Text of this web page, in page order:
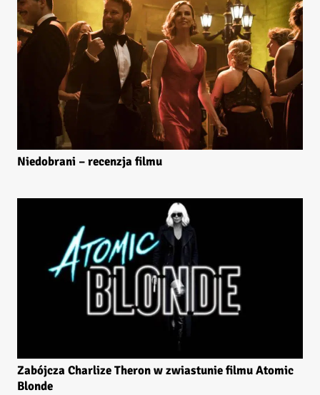
Niedobrani – recenzja filmu
Zabójcza Charlize Theron w zwiastunie filmu Atomic
Blonde